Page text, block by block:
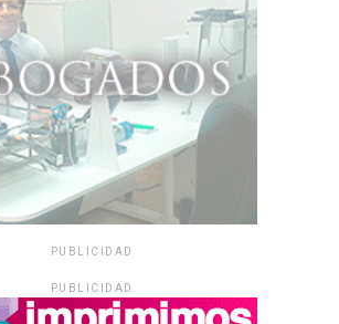
PUBLICIDAD
PUBLICIDAD